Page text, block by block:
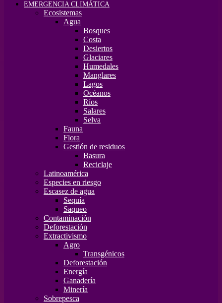
EMERGENCIA CLIMÁTICA
Ecosistemas
Agua
Bosques
Costa
Desiertos
Glaciares
Humedales
Manglares
Lagos
Océanos
Ríos
Salares
Selva
Fauna
Flora
Gestión de residuos
Basura
Reciclaje
Latinoamérica
Especies en riesgo
Escasez de agua
Sequía
Saqueo
Contaminación
Deforestación
Extractivismo
Agro
Transgénicos
Deforestación
Energía
Ganadería
Minería
Sobrepesca